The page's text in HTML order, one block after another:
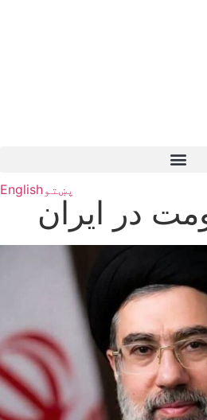
پښتوEnglish
در ایران